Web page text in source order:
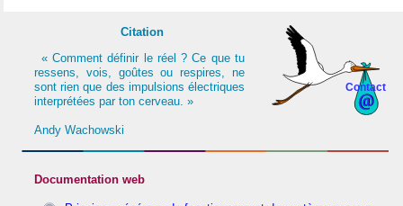
Contact
Citation
« Comment définir le réel ? Ce que tu
ressens, vois, goûtes ou respires, ne
sont rien que des impulsions électriques
interprétées par ton cerveau. »
Andy Wachowski
Documentation web